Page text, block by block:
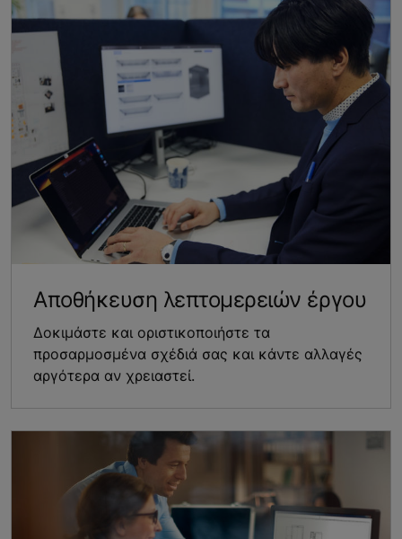
Αποθήκευση λεπτομερειών έργου
Δοκιμάστε και οριστικοποιήστε τα
προσαρμοσμένα σχέδιά σας και κάντε αλλαγές
αργότερα αν χρειαστεί.